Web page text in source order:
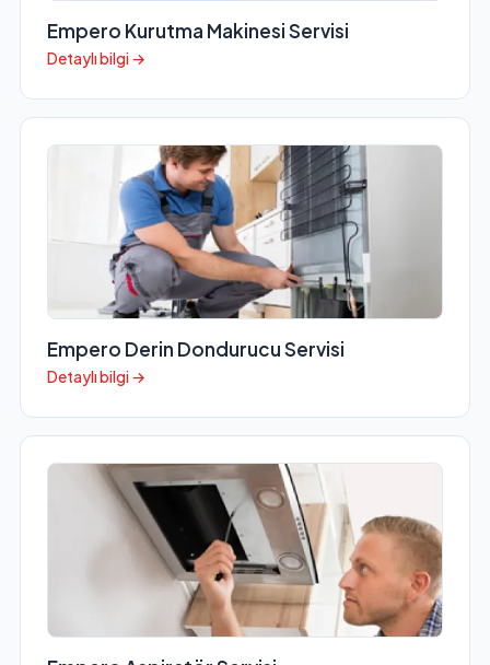
Empero Kurutma Makinesi Servisi
Detaylı bilgi →
Empero Derin Dondurucu Servisi
Detaylı bilgi →